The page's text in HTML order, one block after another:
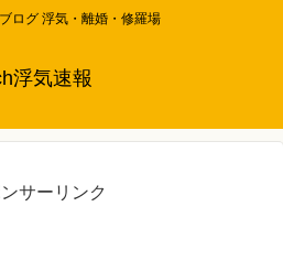
ログ 浮気・離婚・修羅場
浮気速報
サーリンク